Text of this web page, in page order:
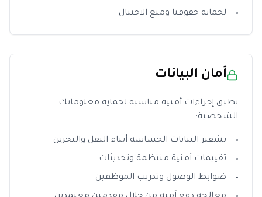
لحماية حقوقنا ومنع الاحتيال
أمان البيانات
نطبق إجراءات أمنية مناسبة لحماية معلوماتك
الشخصية:
تشفير البيانات الحساسة أثناء النقل والتخزين
تقييمات أمنية منتظمة وتحديثات
ضوابط الوصول وتدريب الموظفين